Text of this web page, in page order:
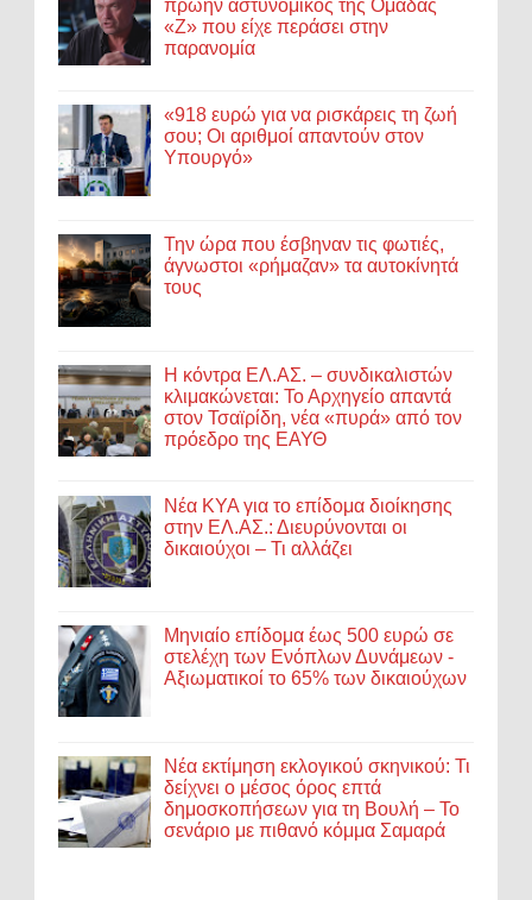
πρώην αστυνομικός της Ομάδας
«Ζ» που είχε περάσει στην
παρανομία
«918 ευρώ για να ρισκάρεις τη ζωή
σου; Οι αριθμοί απαντούν στον
Υπουργό»
Την ώρα που έσβηναν τις φωτιές,
άγνωστοι «ρήμαζαν» τα αυτοκίνητά
τους
Η κόντρα ΕΛ.ΑΣ. – συνδικαλιστών
κλιμακώνεται: Το Αρχηγείο απαντά
στον Τσαϊρίδη, νέα «πυρά» από τον
πρόεδρο της ΕΑΥΘ
Νέα ΚΥΑ για το επίδομα διοίκησης
στην ΕΛ.ΑΣ.: Διευρύνονται οι
δικαιούχοι – Τι αλλάζει
Μηνιαίο επίδομα έως 500 ευρώ σε
στελέχη των Ενόπλων Δυνάμεων -
Αξιωματικοί το 65% των δικαιούχων
Νέα εκτίμηση εκλογικού σκηνικού: Τι
δείχνει ο μέσος όρος επτά
δημοσκοπήσεων για τη Βουλή – Το
σενάριο με πιθανό κόμμα Σαμαρά